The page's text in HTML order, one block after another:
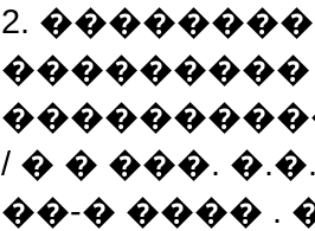
2.
/ � � ���.
��-� ���� .